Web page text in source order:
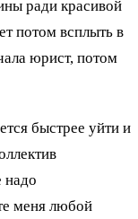
ради красивой
потом всплыть в
юрист, потом
быстрее уйти и
надо
меня любой